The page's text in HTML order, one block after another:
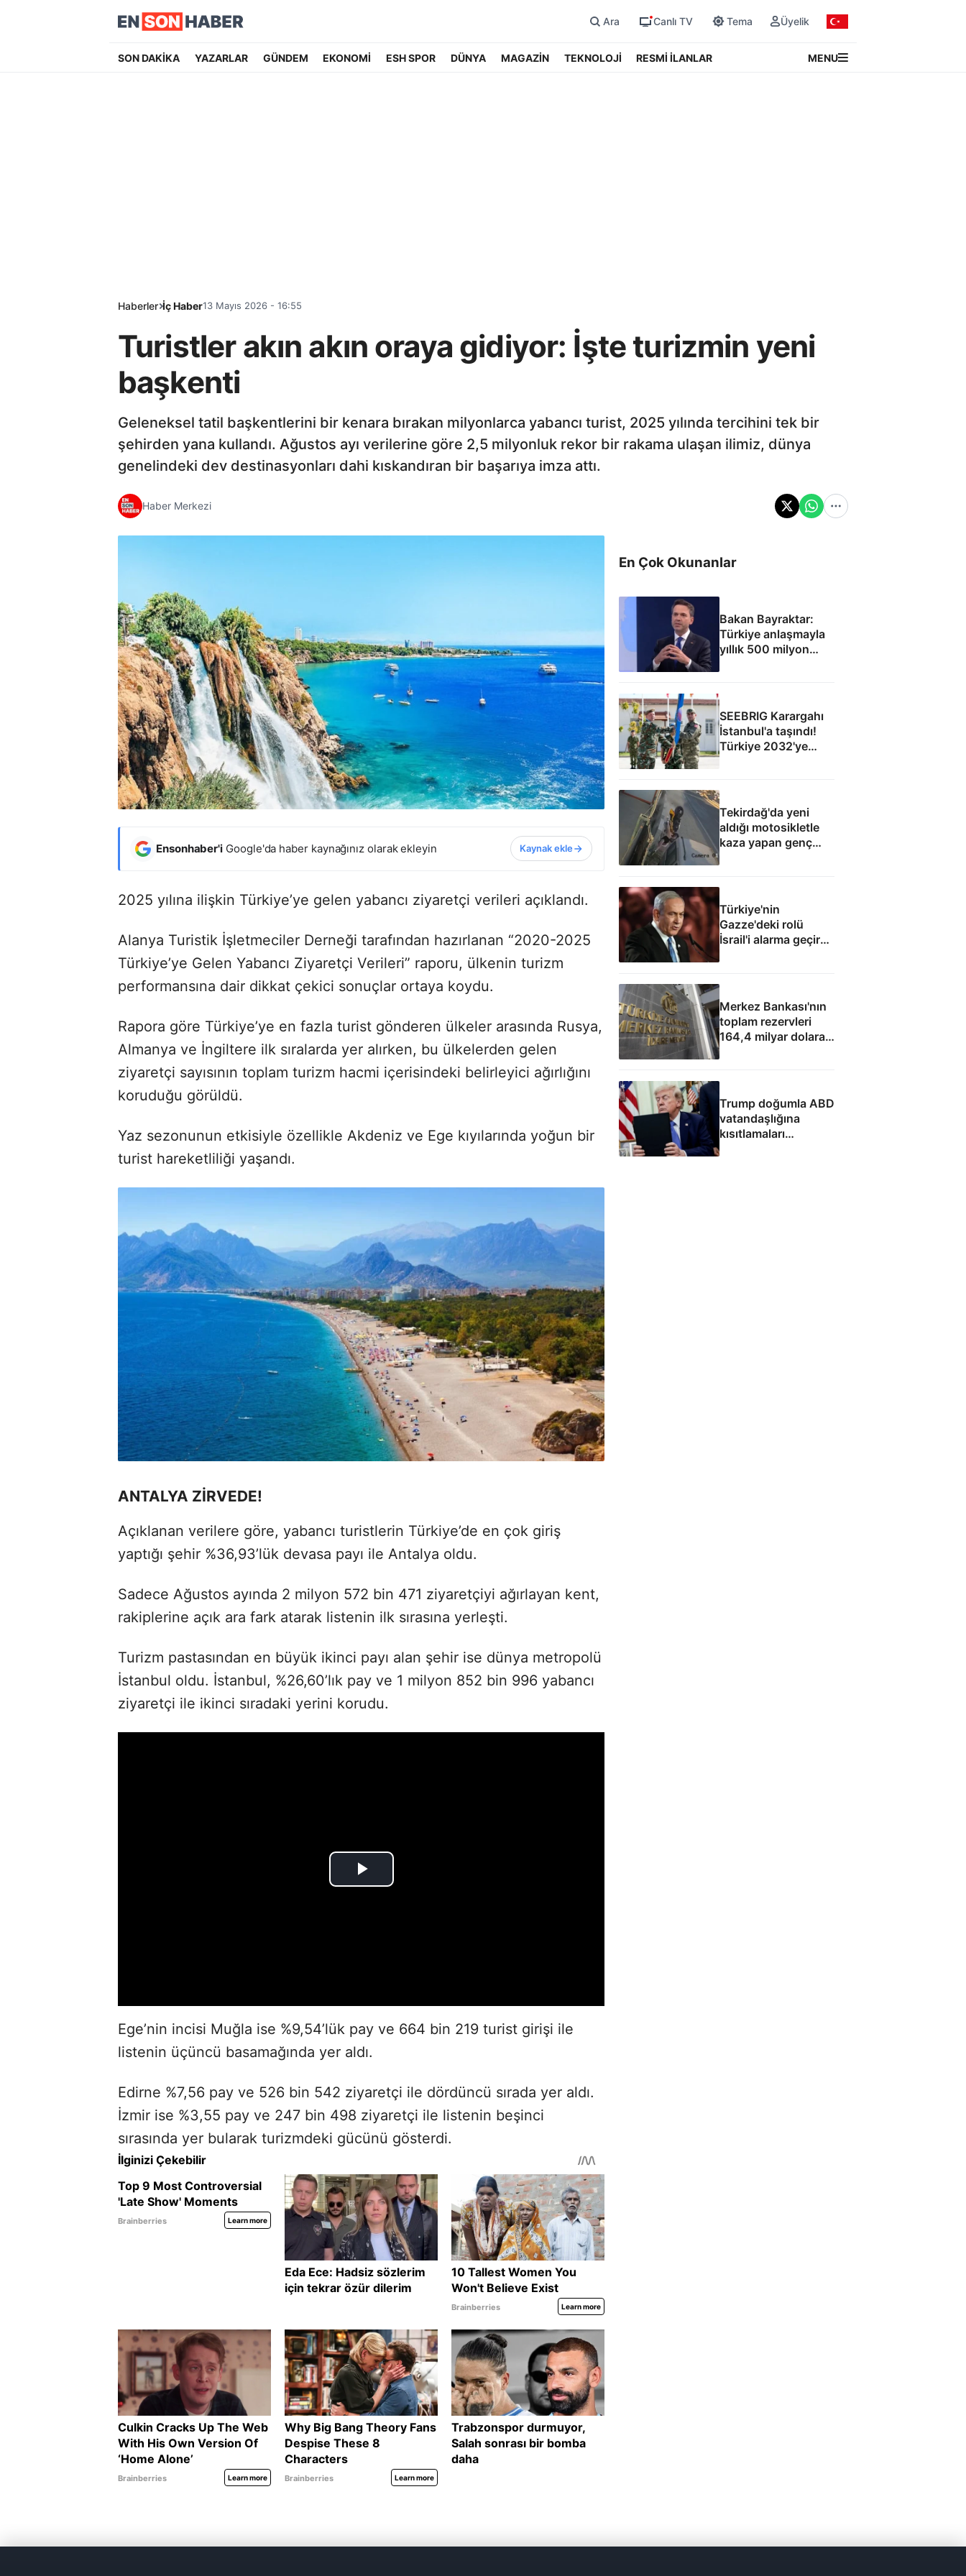
Ara Canlı TV Tema Üyelik
SON DAKİKA YAZARLAR GÜNDEM EKONOMİ ESH SPOR DÜNYA MAGAZİN TEKNOLOJİ RESMİ İLANLAR MENU
Haberler İç Haber13 Mayıs 2026 - 16:55
Turistler akın akın oraya gidiyor: İşte turizmin yeni
başkenti
Geleneksel tatil başkentlerini bir kenara bırakan milyonlarca yabancı turist, 2025 yılında tercihini tek bir
şehirden yana kullandı. Ağustos ayı verilerine göre 2,5 milyonluk rekor bir rakama ulaşan ilimiz, dünya
genelindeki dev destinasyonları dahi kıskandıran bir başarıya imza attı.
Haber Merkezi
Ensonhaber'i Google'da haber kaynağınız olarak ekleyin Kaynak ekle
2025 yılına ilişkin Türkiye’ye gelen yabancı ziyaretçi verileri açıklandı.
Alanya Turistik İşletmeciler Derneği tarafından hazırlanan “2020-2025
Türkiye’ye Gelen Yabancı Ziyaretçi Verileri” raporu, ülkenin turizm
performansına dair dikkat çekici sonuçlar ortaya koydu.
Rapora göre Türkiye’ye en fazla turist gönderen ülkeler arasında Rusya,
Almanya ve İngiltere ilk sıralarda yer alırken, bu ülkelerden gelen
ziyaretçi sayısının toplam turizm hacmi içerisindeki belirleyici ağırlığını
koruduğu görüldü.
Yaz sezonunun etkisiyle özellikle Akdeniz ve Ege kıyılarında yoğun bir
turist hareketliliği yaşandı.
ANTALYA ZİRVEDE!
Açıklanan verilere göre, yabancı turistlerin Türkiye’de en çok giriş
yaptığı şehir %36,93’lük devasa payı ile Antalya oldu.
Sadece Ağustos ayında 2 milyon 572 bin 471 ziyaretçiyi ağırlayan kent,
rakiplerine açık ara fark atarak listenin ilk sırasına yerleşti.
Turizm pastasından en büyük ikinci payı alan şehir ise dünya metropolü
İstanbul oldu. İstanbul, %26,60’lık pay ve 1 milyon 852 bin 996 yabancı
ziyaretçi ile ikinci sıradaki yerini korudu.
Ege’nin incisi Muğla ise %9,54’lük pay ve 664 bin 219 turist girişi ile
listenin üçüncü basamağında yer aldı.
Edirne %7,56 pay ve 526 bin 542 ziyaretçi ile dördüncü sırada yer aldı.
İzmir ise %3,55 pay ve 247 bin 498 ziyaretçi ile listenin beşinci
sırasında yer bularak turizmdeki gücünü gösterdi.
En Çok Okunanlar
Bakan Bayraktar:
Türkiye anlaşmayla
yıllık 500 milyon
SEEBRIG Karargahı
İstanbul'a taşındı!
Türkiye 2032'ye
kadar ev sahibi
Tekirdağ'da yeni
aldığı motosikletle
kaza yapan genç
can verdi
Türkiye'nin
Gazze'deki rolü
İsrail'i alarma geçirdi:
Merkez Bankası'nın
toplam rezervleri
164,4 milyar dolara
yükseldi
Trump doğumla ABD
vatandaşlığına
kısıtlamaları
genişleten